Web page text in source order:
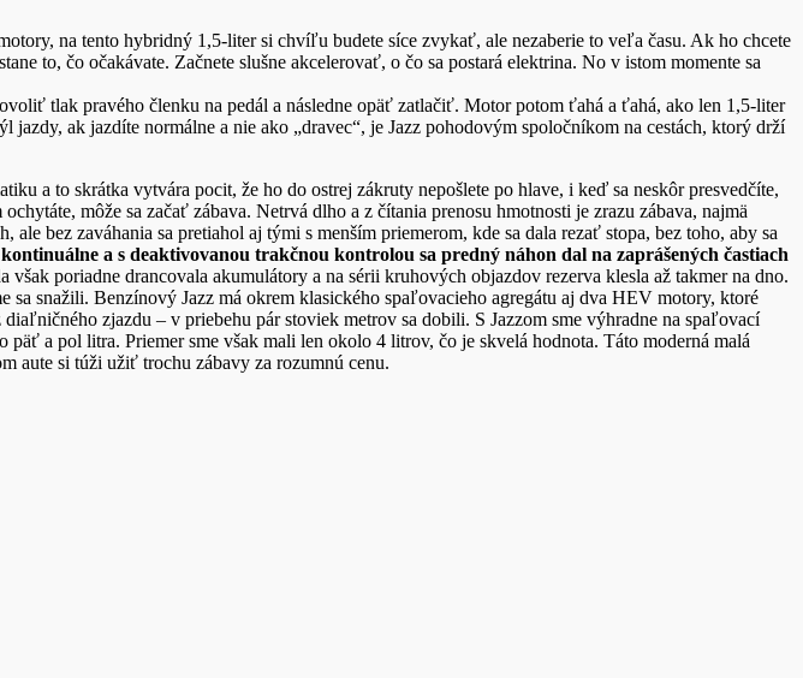
na tento hybridný 1,5-liter si chvíľu budete síce zvykať, ale nezaberie to veľa času. Ak ho chcete
to, čo očakávate. Začnete slušne akcelerovať, o čo sa postará elektrina. No v istom momente sa
tlak pravého členku na pedál a následne opäť zatlačiť. Motor potom ťahá a ťahá, ako len 1,5-liter
ak jazdíte normálne a nie ako „dravec“, je Jazz pohodovým spoločníkom na cestách, ktorý drží
a to skrátka vytvára pocit, že ho do ostrej zákruty nepošlete po hlave, i keď sa neskôr presvedčíte,
môže sa začať zábava. Netrvá dlho a z čítania prenosu hmotnosti je zrazu zábava, najmä
bez zaváhania sa pretiahol aj tými s menším priemerom, kde sa dala rezať stopa, bez toho, aby sa
a s deaktivovanou trakčnou kontrolou sa predný náhon dal na zaprášených častiach
poriadne drancovala akumulátory a na sérii kruhových objazdov rezerva klesla až takmer na dno.
snažili. Benzínový Jazz má okrem klasického spaľovacieho agregátu aj dva HEV motory, ktoré
zjazdu – v priebehu pár stoviek metrov sa dobili. S Jazzom sme výhradne na spaľovací
a pol litra. Priemer sme však mali len okolo 4 litrov, čo je skvelá hodnota. Táto moderná malá
aute si túži užiť trochu zábavy za rozumnú cenu.